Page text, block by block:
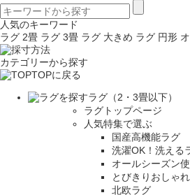
人気のキーワード
ラグ 2畳 ラグ 3畳 ラグ 大きめ ラグ 円形
カテゴリーから探す
TOPに戻る
ラグ（2・3畳以下）
ラグトップページ
人気特集で選ぶ
国産高機能ラグ
洗濯OK！洗える
オールシーズン
とびきりおしゃ
北欧ラグ